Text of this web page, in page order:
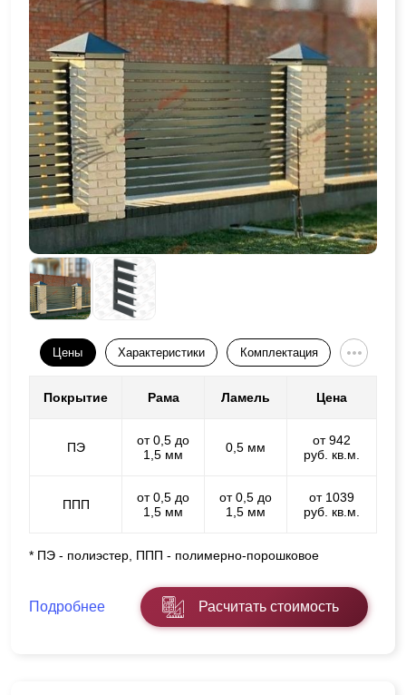
Цены Характеристики Комплектация
Покрытие Рама Ламель Цена
ПЭ
от 0,5 до
1,5 мм
0,5 мм
от 942
руб. кв.м.
ППП
от 0,5 до
1,5 мм
от 0,5 до
1,5 мм
от 1039
руб. кв.м.
* ПЭ - полиэстер, ППП - полимерно-порошковое
Подробнее Расчитать стоимость